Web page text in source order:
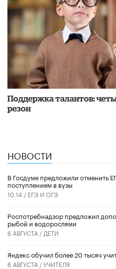
Поддержка талантов:
резон
НОВОСТИ
В Госдуме предложили отменить
поступлением в вузы
10:14 / ЕГЭ И ОГЭ
Роспотребнадзор предложил
рыбой и водорослями
6 АВГУСТА / ДЕТИ
​Яндекс обучил более 20 тысяч
6 АВГУСТА /УЧИТЕЛЯ